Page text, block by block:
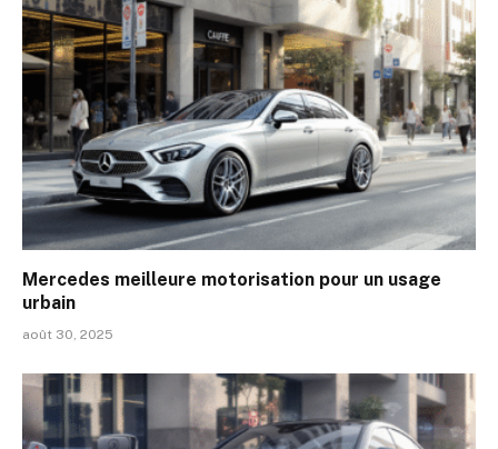
Mercedes meilleure motorisation pour un usage
urbain
août 30, 2025